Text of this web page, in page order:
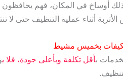
ذلك أوساخ في المكان، فهم يحافظون
أثناء عملية التنظيف حتى لا
بخميس مشيط
بأقل تكلفة وبأعلى جودة، فلا ي